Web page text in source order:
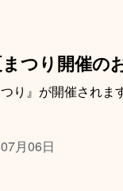
つり開催の
り』が開催されま
月06日